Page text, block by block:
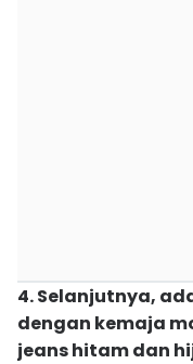
4. Selanjutnya,
dengan kemaja
jeans hitam dan